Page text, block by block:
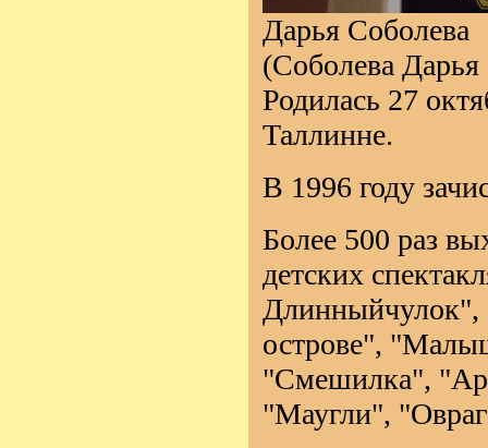
Дарья Соболева
(Соболева
Родилась 27
Таллинне.
В 1996 году
Более 500 раз
детских
Длинныйчулок",
острове",
"Смешилка",
"Маугли",